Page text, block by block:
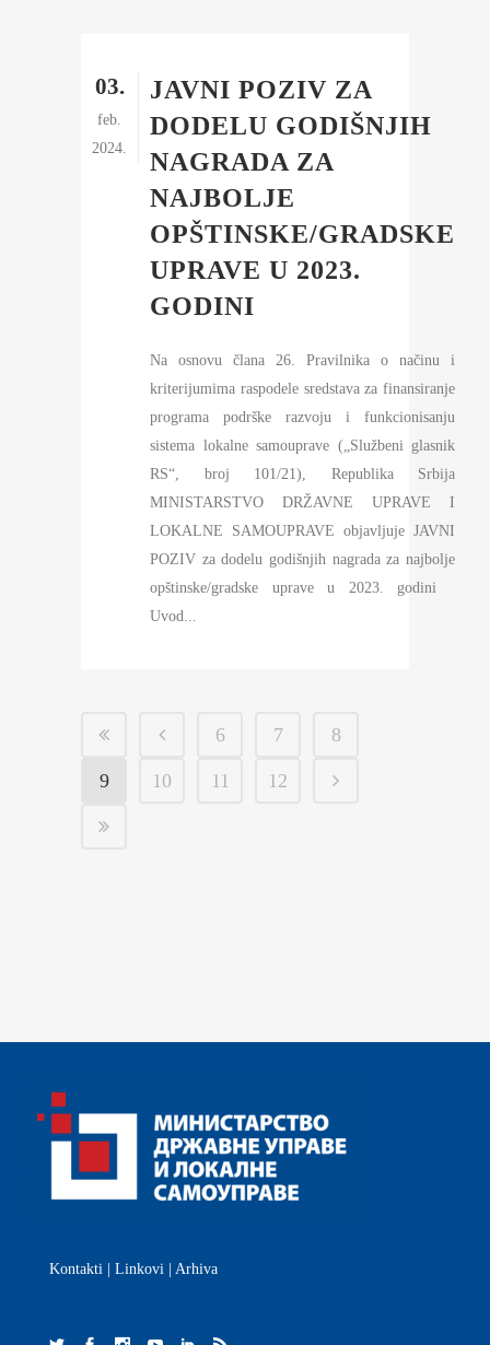
03.
feb.
2024.
JAVNI POZIV ZA
DODELU GODIŠNJIH
NAGRADA ZA
NAJBOLJE
OPŠTINSKE/GRADSKE
UPRAVE U 2023.
GODINI
Na osnovu člana 26. Pravilnika o načinu i
kriterijumima raspodele sredstava za finansiranje
programa podrške razvoju i funkcionisanju
sistema lokalne samouprave („Službeni glasnik
RS“, broj 101/21), Republika Srbija
MINISTARSTVO DRŽAVNE UPRAVE I
LOKALNE SAMOUPRAVE objavljuje JAVNI
POZIV za dodelu godišnjih nagrada za najbolje
opštinske/gradske uprave u 2023. godini
Uvod...
6 7 8
9 10 11 12
Kontakti Linkovi Arhiva